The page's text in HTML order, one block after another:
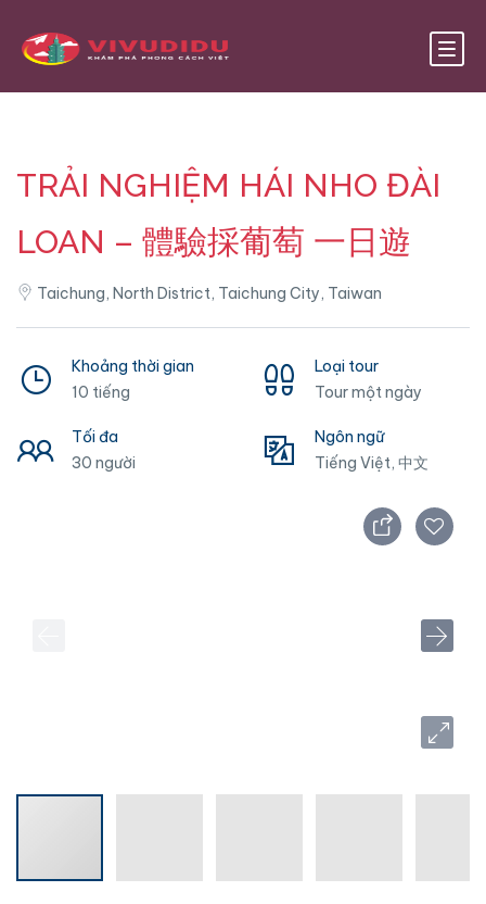
TRẢI NGHIỆM HÁI NHO ĐÀI
LOAN – 體驗採葡萄 一日遊
Taichung, North District, Taichung City, Taiwan
Khoảng thời gian
10 tiếng
Loại tour
Tour một ngày
Tối đa
30 người
Ngôn ngữ
Tiếng Việt, 中文